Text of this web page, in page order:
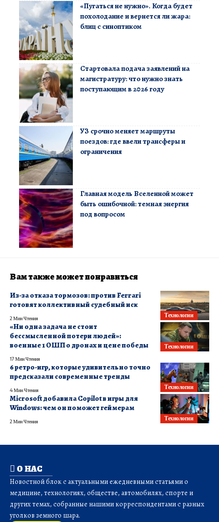
«Пугаться не нужно». Когда будет
похолодание и вернется ли жара:
блиц с синоптиком
Стартовала подача заявлений на
магистратуру: что нужно знать
поступающим в 2026 году
УЗ срочно меняет маршруты
поездов: где ввели трансферы и
ограничения
Главная модель Вселенной может
быть ошибочной: темная энергия
под вопросом
Вам также может понравиться
Технологии
Из-за отказа тормозов: против Ferrari
готовят коллективный судебный иск
2 Мин Чтения
Технологии
«Ни одна задача не стоит
бессмысленной потери людей»:
военные 1 ОШП о дронах и цене победы
17 Мин Чтения
Технологии
6 ретро-игр, которые удивительно точно
предсказали современные тренды
4 Мин Чтения
Технологии
Microsoft добавила Copilot в игры для
Windows: чем он поможет геймерам
2 Мин Чтения
О НАС
Новостной блок с актуальными ежедневными статьями о
медицине, технологиях, обществе, автомобилях, спорте и
других темах, собранные нашими корреспондентами с разных
уголков земного шара.